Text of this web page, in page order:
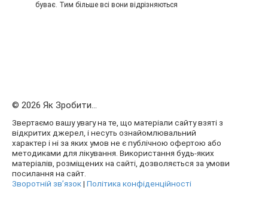
буває. Тим більше всі вони відрізняються
© 2026 Як Зробити...
Звертаємо вашу увагу на те, що матеріали сайту взяті з
відкритих джерел, і несуть ознайомлювальний
характер і ні за яких умов не є публічною офертою або
методиками для лікування. Використання будь-яких
матеріалів, розміщених на сайті, дозволяється за умови
посилання на сайт.
Зворотній зв’язок| Політика конфіденційності